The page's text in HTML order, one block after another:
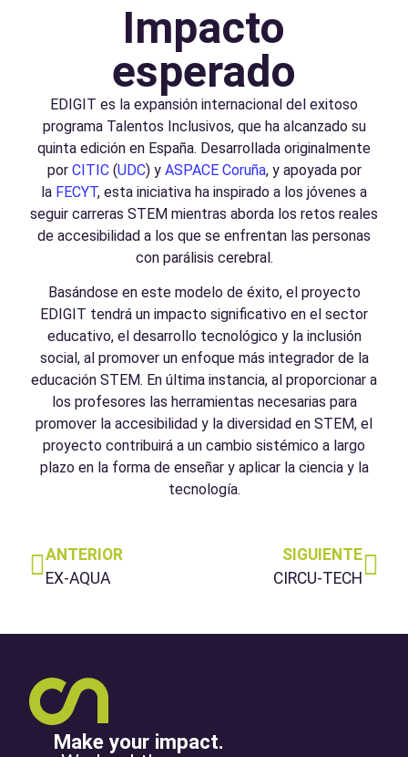
Impacto
esperado
EDIGIT es la expansión internacional del exitoso
programa Talentos Inclusivos, que ha alcanzado su
quinta edición en España. Desarrollada originalmente
por CITIC(UDC) y ASPACE Coruña, y apoyada por
la FECYT, esta iniciativa ha inspirado a los jóvenes a
seguir carreras STEM mientras aborda los retos reales
de accesibilidad a los que se enfrentan las personas
con parálisis cerebral.
Basándose en este modelo de éxito, el proyecto
EDIGIT tendrá un impacto significativo en el sector
educativo, el desarrollo tecnológico y la inclusión
social, al promover un enfoque más integrador de la
educación STEM. En última instancia, al proporcionar a
los profesores las herramientas necesarias para
promover la accesibilidad y la diversidad en STEM, el
proyecto contribuirá a un cambio sistémico a largo
plazo en la forma de enseñar y aplicar la ciencia y la
tecnología.
ANTERIOR
EX-AQUA
SIGUIENTE
CIRCU-TECH
Make your impact.